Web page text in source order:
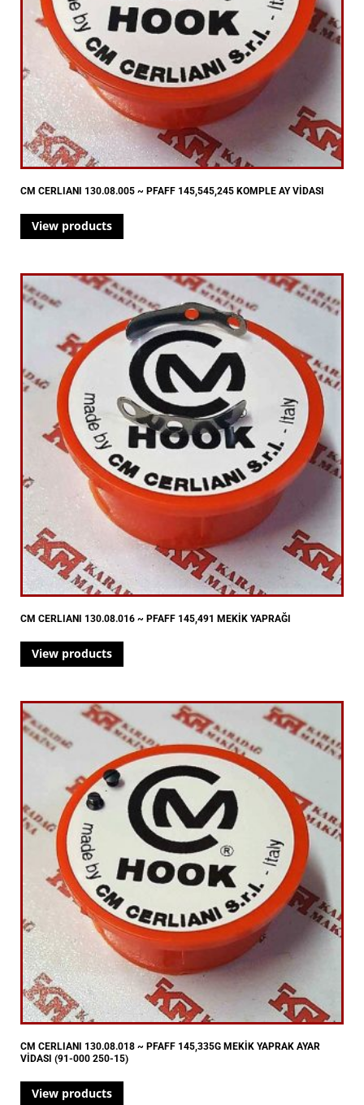
CM CERLIANI 130.08.005 ~ PFAFF 145,545,245 KOMPLE AY VİDASI
View products
CM CERLIANI 130.08.016 ~ PFAFF 145,491 MEKİK YAPRAĞI
View products
CM CERLIANI 130.08.018 ~ PFAFF 145,335G MEKİK YAPRAK AYAR
VİDASI (91-000 250-15)
View products